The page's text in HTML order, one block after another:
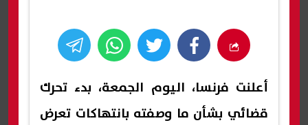
أعلنت فرنسا، اليوم الجمعة، بدء تحرك
قضائي بشأن ما وصفته بانتهاكات تعرض